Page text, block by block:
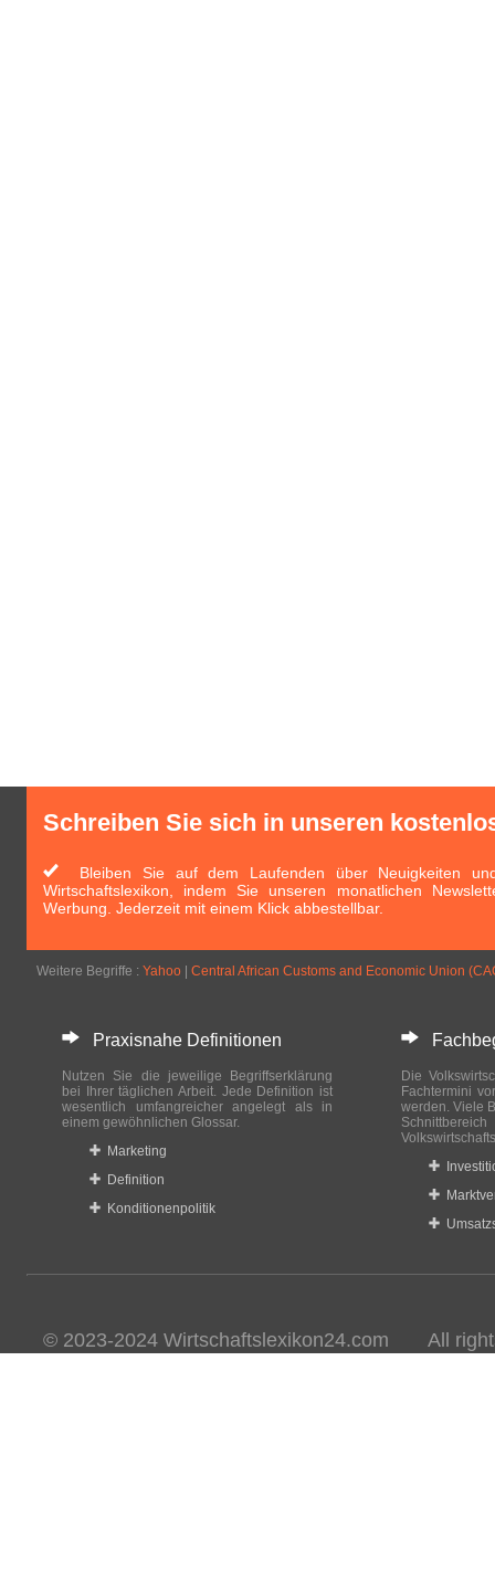
Schreiben Sie sich in unseren
Bleiben Sie auf dem Laufenden über Neuigkeiten
Wirtschaftslexikon, indem Sie unseren monatlichen
Werbung. Jederzeit mit einem Klick abbestellbar.
Weitere Begriffe : Yahoo Central African Customs and Economic Union
Praxisnahe Definitionen
Nutzen Sie die jeweilige Begriffserklärung
bei Ihrer täglichen Arbeit. Jede Definition ist
wesentlich umfangreicher angelegt als in
einem gewöhnlichen Glossar.
Marketing
Definition
Konditionenpolitik
Die
Fachtermini
werden. Viele
© 2023-2024 Wirtschaftslexikon24.com All